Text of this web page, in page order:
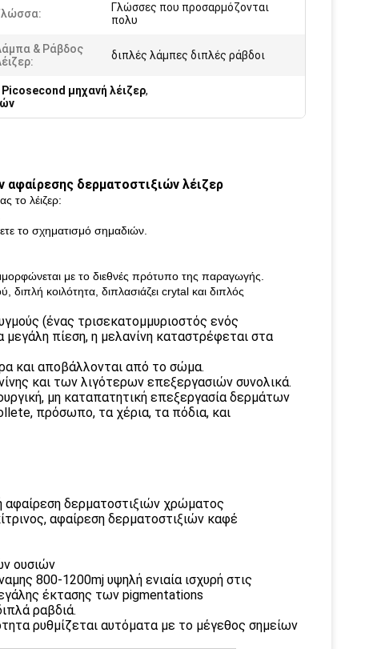
Γλώσσες που προσαρμόζονται
πολυ
& Ράβδος
διπλές λάμπες διπλές ράβδοι
μηχανή λέιζερ,
δερματοστιξιών λέιζερ
το λέιζερ:
το σχηματισμό σημαδιών.
με το διεθνές πρότυπο της παραγωγής.
κοιλότητα, διπλασιάζει crytal και διπλός
(ένας τρισεκατομμυριοστός ενός
πίεση, η μελανίνη καταστρέφεται στα
και αποβάλλονται από το σώμα.
και των λιγότερων επεξεργασιών συνολικά.
μη καταπατητική επεξεργασία δερμάτων
πρόσωπο, τα χέρια, τα πόδια, και
αφαίρεση δερματοστιξιών χρώματος
αφαίρεση δερματοστιξιών καφέ
ουσιών
800-1200mj υψηλή ενιαία ισχυρή στις
έκτασης των pigmentations
ραβδιά.
ρυθμίζεται αυτόματα με το μέγεθος σημείων